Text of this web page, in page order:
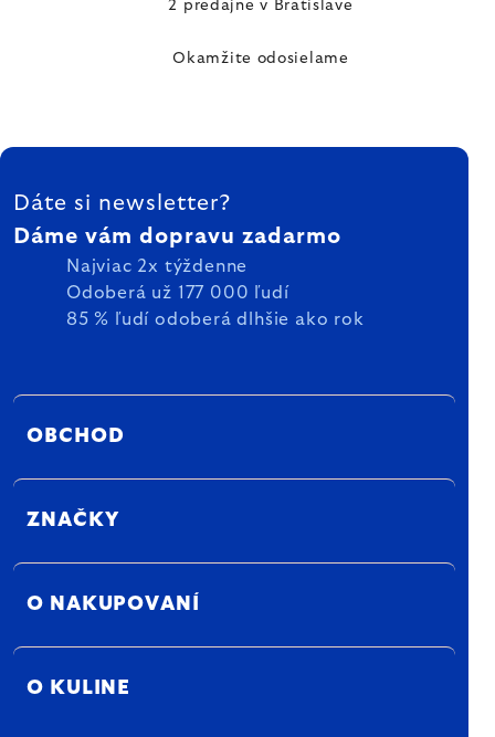
2 predajne v Bratislave
Okamžite odosielame
ZÁPÄTIE
Dáte si newsletter?
Dáme vám dopravu zadarmo
Najviac 2x týždenne
Odoberá už 177 000 ľudí
85 % ľudí odoberá dlhšie ako rok
OBCHOD
ZNAČKY
O NAKUPOVANÍ
O KULINE